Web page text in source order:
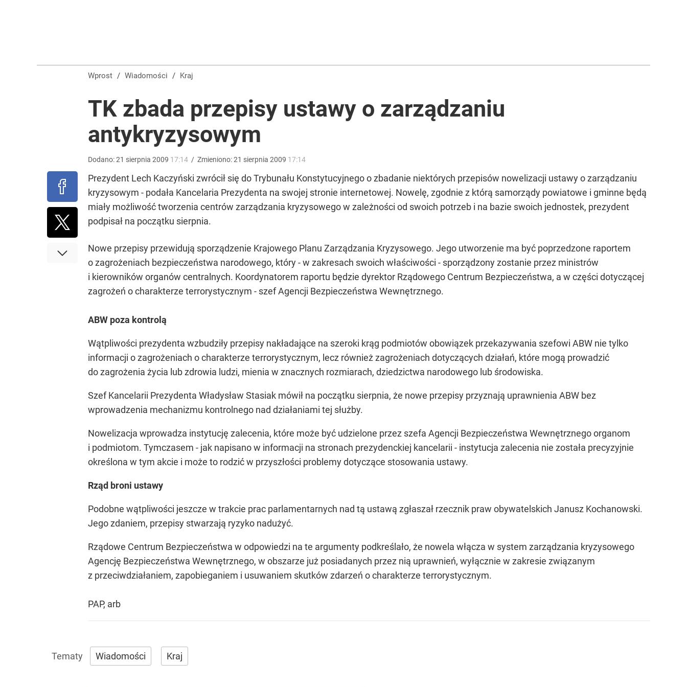
Mocne słowa z Moskwy pod adresem Sikorskiego. „Chce wciągnąć Polskę do konfliktu”
Wrze po roku Nawrockiego. „Największa hańba” kontra „Cała Europa nam go zazdrości”
Wprost / Wiadomości / Kraj
TK zbada przepisy ustawy o zarządzaniu
antykryzysowym
Dodano:21 sierpnia 2009 17:14 / Zmieniono:21 sierpnia 2009 17:14
Prezydent Lech Kaczyński zwrócił się do Trybunału Konstytucyjnego o zbadanie niektórych przepisów nowelizacji ustawy o zarządzaniu
kryzysowym - podała Kancelaria Prezydenta na swojej stronie internetowej. Nowelę, zgodnie z którą samorządy powiatowe i gminne będą
miały możliwość tworzenia centrów zarządzania kryzysowego w zależności od swoich potrzeb i na bazie swoich jednostek, prezydent
podpisał na początku sierpnia.
Nowe przepisy przewidują sporządzenie Krajowego Planu Zarządzania Kryzysowego. Jego utworzenie ma być poprzedzone raportem
o zagrożeniach bezpieczeństwa narodowego, który - w zakresach swoich właściwości - sporządzony zostanie przez ministrów
i kierowników organów centralnych. Koordynatorem raportu będzie dyrektor Rządowego Centrum Bezpieczeństwa, a w części dotyczącej
zagrożeń o charakterze terrorystycznym - szef Agencji Bezpieczeństwa Wewnętrznego.
ABW poza kontrolą
Wątpliwości prezydenta wzbudziły przepisy nakładające na szeroki krąg podmiotów obowiązek przekazywania szefowi ABW nie tylko
informacji o zagrożeniach o charakterze terrorystycznym, lecz również zagrożeniach dotyczących działań, które mogą prowadzić
do zagrożenia życia lub zdrowia ludzi, mienia w znacznych rozmiarach, dziedzictwa narodowego lub środowiska.
Szef Kancelarii Prezydenta Władysław Stasiak mówił na początku sierpnia, że nowe przepisy przyznają uprawnienia ABW bez
wprowadzenia mechanizmu kontrolnego nad działaniami tej służby.
Nowelizacja wprowadza instytucję zalecenia, które może być udzielone przez szefa Agencji Bezpieczeństwa Wewnętrznego organom
i podmiotom. Tymczasem - jak napisano w informacji na stronach prezydenckiej kancelarii - instytucja zalecenia nie została precyzyjnie
określona w tym akcie i może to rodzić w przyszłości problemy dotyczące stosowania ustawy.
Rząd broni ustawy
Podobne wątpliwości jeszcze w trakcie prac parlamentarnych nad tą ustawą zgłaszał rzecznik praw obywatelskich Janusz Kochanowski.
Jego zdaniem, przepisy stwarzają ryzyko nadużyć.
Rządowe Centrum Bezpieczeństwa w odpowiedzi na te argumenty podkreślało, że nowela włącza w system zarządzania kryzysowego
Agencję Bezpieczeństwa Wewnętrznego, w obszarze już posiadanych przez nią uprawnień, wyłącznie w zakresie związanym
z przeciwdziałaniem, zapobieganiem i usuwaniem skutków zdarzeń o charakterze terrorystycznym.
PAP, arb
Wiadomości Kraj